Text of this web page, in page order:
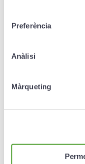
Preferència
Anàlisi
Màrqueting
Creand
destinado a